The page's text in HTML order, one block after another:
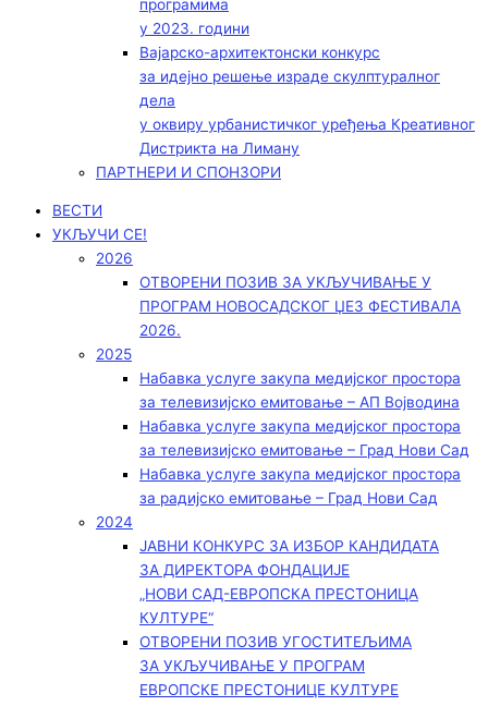
програмима
у 2023. години
Вајарско-архитектонски конкурс
за идејно решење израде скулптуралног
дела
у оквиру урбанистичког уређења Креативног
Дистрикта на Лиману
ПАРТНЕРИ И СПОНЗОРИ
ВЕСТИ
УКЉУЧИ СЕ!
2026
ОТВОРЕНИ ПОЗИВ ЗА УКЉУЧИВАЊЕ У
ПРОГРАМ НОВОСАДСКОГ ЏЕЗ ФЕСТИВАЛА
2026.
2025
Набавка услуге закупа медијског простора
за телевизијско емитовање – АП Војводинa
Набавка услуге закупа медијског простора
за телевизијско емитовање – Град Нови Сад
Набавка услуге закупа медијског простора
за радијско емитовање – Град Нови Сад
2024
ЈАВНИ КОНКУРС ЗА ИЗБОР КАНДИДАТА
ЗА ДИРЕКТОРА ФОНДАЦИЈЕ
„НОВИ САД-ЕВРОПСКА ПРЕСТОНИЦА
КУЛТУРЕ“
ОТВОРЕНИ ПОЗИВ УГОСТИТЕЉИМА
ЗА УКЉУЧИВАЊЕ У ПРОГРАМ
ЕВРОПСКЕ ПРЕСТОНИЦЕ КУЛТУРЕ